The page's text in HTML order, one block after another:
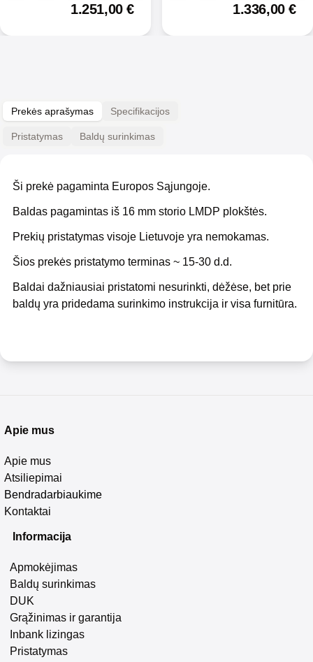
1.251,00€ 1.336,00€
Prekės aprašymas Specifikacijos
Pristatymas Baldų surinkimas
Ši prekė pagaminta Europos Sąjungoje.
Baldas pagamintas iš 16 mm storio LMDP plokštės.
Prekių pristatymas visoje Lietuvoje yra nemokamas.
Šios prekės pristatymo terminas ~ 15-30 d.d.
Baldai dažniausiai pristatomi nesurinkti, dėžėse, bet prie
baldų yra pridedama surinkimo instrukcija ir visa furnitūra.
Apie mus
Apie mus
Atsiliepimai
Bendradarbiaukime
Kontaktai
Informacija
Apmokėjimas
Baldų surinkimas
DUK
Grąžinimas ir garantija
Inbank lizingas
Pristatymas